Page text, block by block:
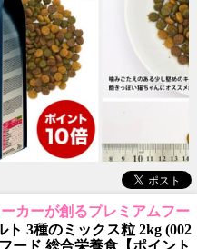
カーが創るプレミアムフー
3種のミックス粒 2kg (002
ード 総合栄養食【ポイント